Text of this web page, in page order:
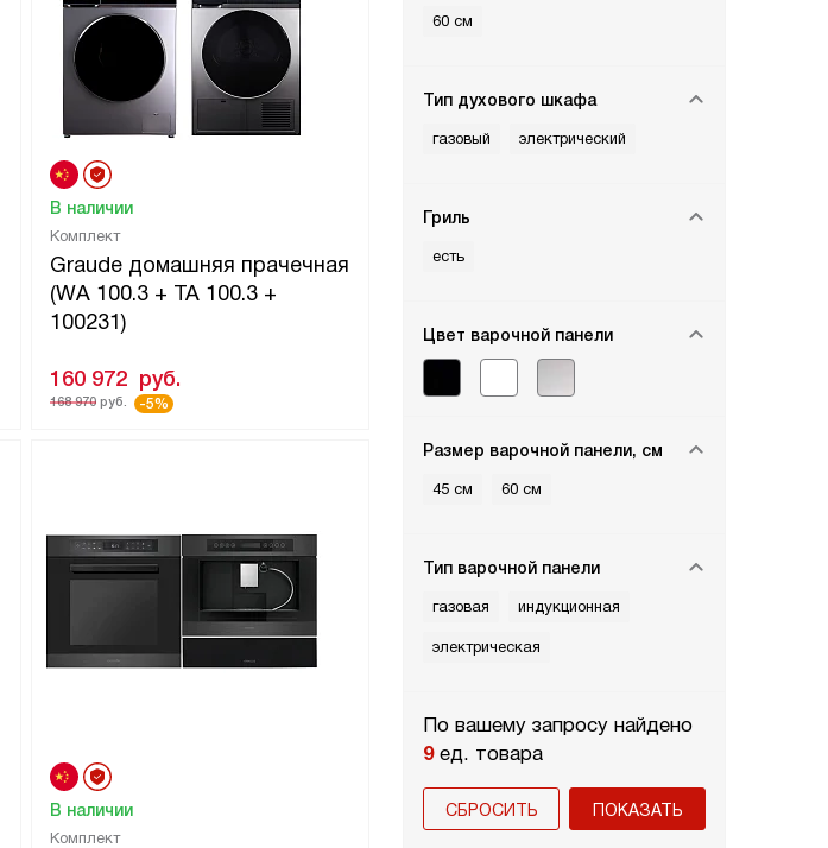
60 см
Тип духового шкафа
газовый электрический
Гриль
есть
Цвет варочной панели
Размер варочной панели, см
45 см 60 см
Тип варочной панели
газовая индукционная
электрическая
По вашему запросу найдено
9ед. товара
СБРОСИТЬ
Комплект
Graude домашняя прачечная
(WA 100.3 + TA 100.3 +
100231)
В наличии
160 972 руб.
168 970руб. -5%
Комплект
В наличии